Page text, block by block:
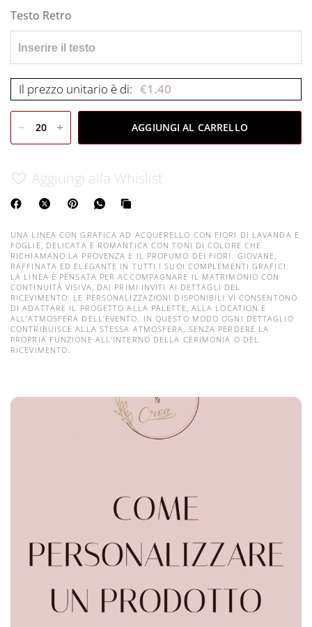
Testo Retro
Il prezzo unitario è di: €1.40
AGGIUNGI AL CARRELLO
Aggiungi alla Whislist
UNA LINEA CON GRAFICA AD ACQUERELLO CON FIORI DI LAVANDA E
FOGLIE, DELICATA E ROMANTICA CON TONI DI COLORE CHE
RICHIAMANO LA PROVENZA E IL PROFUMO DEI FIORI. GIOVANE,
RAFFINATA ED ELEGANTE IN TUTTI I SUOI COMPLEMENTI GRAFICI.
LA LINEA È PENSATA PER ACCOMPAGNARE IL MATRIMONIO CON
CONTINUITÀ VISIVA, DAI PRIMI INVITI AI DETTAGLI DEL
RICEVIMENTO. LE PERSONALIZZAZIONI DISPONIBILI VI CONSENTONO
DI ADATTARE IL PROGETTO ALLA PALETTE, ALLA LOCATION E
ALL’ATMOSFERA DELL’EVENTO. IN QUESTO MODO OGNI DETTAGLIO
CONTRIBUISCE ALLA STESSA ATMOSFERA, SENZA PERDERE LA
PROPRIA FUNZIONE ALL’INTERNO DELLA CERIMONIA O DEL
RICEVIMENTO.